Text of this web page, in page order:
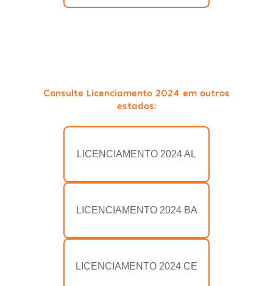
Consulte Licenciamento 2024 em outros
estados:
LICENCIAMENTO 2024 AL
LICENCIAMENTO 2024 BA
LICENCIAMENTO 2024 CE